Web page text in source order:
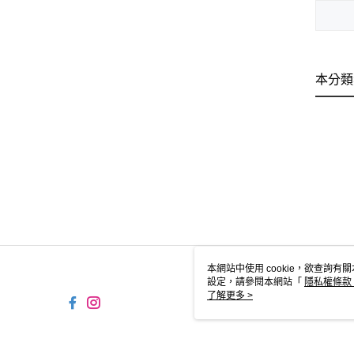
本分
本網站中使用 cookie，欲查詢有
設定，請參閱本網站「 隱私權條款
使用 cookie。
了解更多 >